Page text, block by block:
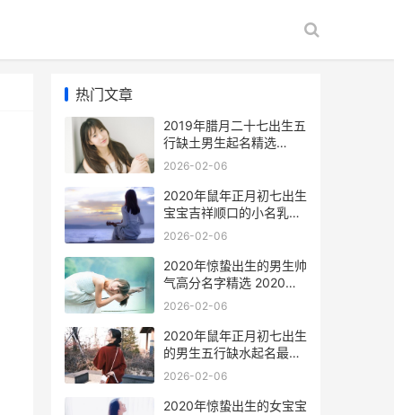
热门文章
2019年腊月二十七出生五
行缺土男生起名精选
2026年农历二月二十八是
2026-02-06
2020年鼠年正月初七出生
宝宝吉祥顺口的小名乳名
锦集 2020鼠年正月出生
2026-02-06
2020年惊蛰出生的男生帅
气高分名字精选 2020年
惊蛰出生的鼠宝宝好不好
2026-02-06
2020年鼠年正月初七出生
的男生五行缺水起名最好
听的名字 2020年正月出
2026-02-06
2020年惊蛰出生的女宝宝